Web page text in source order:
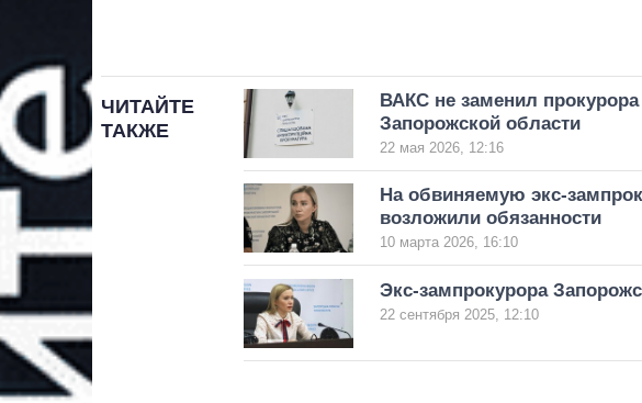
ЧИТАЙТЕ
ТАКЖЕ
ВАКС не заменил
Запорожской области
22 мая 2026, 12:16
На обвиняемую экс-
возложили обязанности
10 марта 2026, 16:10
Экс-зампрокурора
22 сентября 2025, 12:10